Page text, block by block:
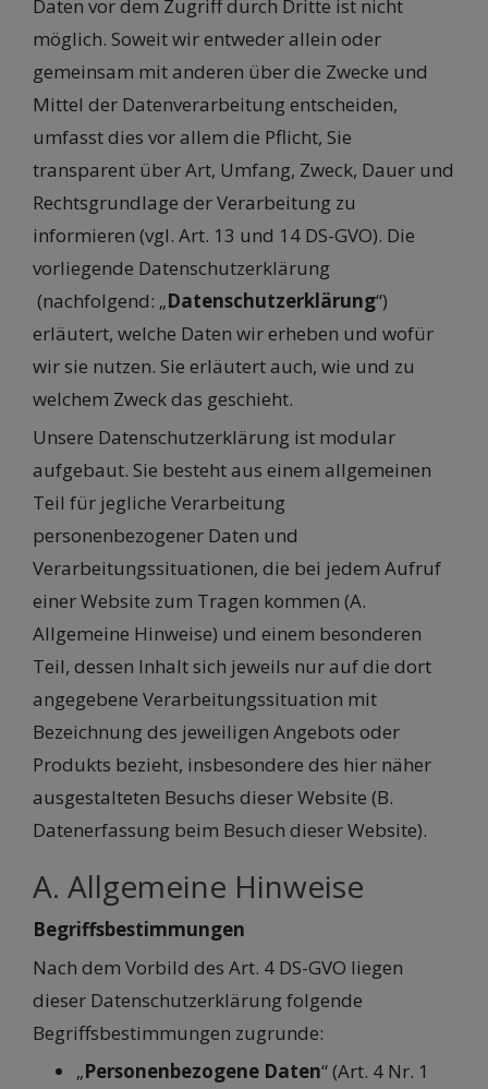
Daten vor dem Zugriff durch Dritte ist nicht
möglich. Soweit wir entweder allein oder
gemeinsam mit anderen über die Zwecke und
Mittel der Datenverarbeitung entscheiden,
umfasst dies vor allem die Pflicht, Sie
transparent über Art, Umfang, Zweck, Dauer und
Rechtsgrundlage der Verarbeitung zu
informieren (vgl. Art. 13 und 14 DS-GVO). Die
vorliegende Datenschutzerklärung
(nachfolgend: „Datenschutzerklärung“)
erläutert, welche Daten wir erheben und wofür
wir sie nutzen. Sie erläutert auch, wie und zu
welchem Zweck das geschieht.
Unsere Datenschutzerklärung ist modular
aufgebaut. Sie besteht aus einem allgemeinen
Teil für jegliche Verarbeitung
personenbezogener Daten und
Verarbeitungssituationen, die bei jedem Aufruf
einer Website zum Tragen kommen (A.
Allgemeine Hinweise) und einem besonderen
Teil, dessen Inhalt sich jeweils nur auf die dort
angegebene Verarbeitungssituation mit
Bezeichnung des jeweiligen Angebots oder
Produkts bezieht, insbesondere des hier näher
ausgestalteten Besuchs dieser Website (B.
Datenerfassung beim Besuch dieser Website).
A. Allgemeine Hinweise
Begriffsbestimmungen
Nach dem Vorbild des Art. 4 DS-GVO liegen
dieser Datenschutzerklärung folgende
Begriffsbestimmungen zugrunde:
„Personenbezogene Daten“ (Art. 4 Nr. 1